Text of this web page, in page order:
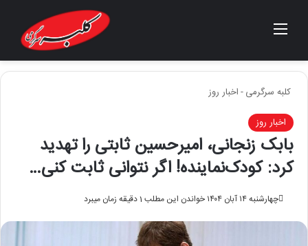
منو
کلبه سرگرمی-اخبار روز
اخبار روز
بابک زنجانی، امیرحسین ثابتی را تهدید
کرد: کودک‌نماینده! اگر نتوانی ثابت کنی…
چهارشنبه ۱۴ آبان ۱۴۰۴ خواندن این مطلب 1 دقیقه زمان میبرد